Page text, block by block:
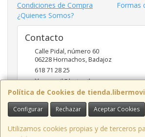
Política de Cookies de
Configurar Rechazar Aceptar Cookies
Utilizamos cookies propias y de terceros
Condiciones de Compra
Formas
¿Quienes Somos?
Contacto
Calle Pidal, número 60
06228Hornachos,Badajoz
618 71 28 25
libermovil@hotmail.com
Horario
De Lunes a Viernes 10:00 a 14:00 - 17;30